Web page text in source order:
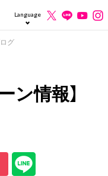
Language
グ
ン情報】